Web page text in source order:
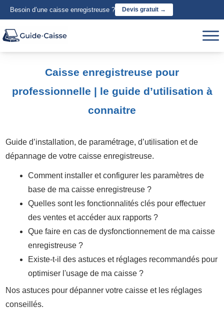
Caisse enregistreuse pour
professionnelle | le guide d’utilisation à
connaitre
Guide d’installation, de paramétrage, d’utilisation et de
dépannage de votre caisse enregistreuse.
Comment installer et configurer les paramètres de
base de ma caisse enregistreuse ?
Quelles sont les fonctionnalités clés pour effectuer
des ventes et accéder aux rapports ?
Que faire en cas de dysfonctionnement de ma caisse
enregistreuse ?
Existe-t-il des astuces et réglages recommandés pour
optimiser l'usage de ma caisse ?
Nos astuces pour dépanner votre caisse et les réglages
conseillés.
Besoin d’une caisse enregistreuse ? Devis gratuit →